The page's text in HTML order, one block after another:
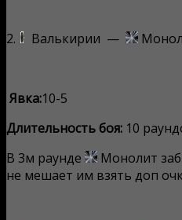
2. Валькирии —
Явка:10-5
Длительность боя: 10
В 3м раунде
Монолит
не мешает им взять доп